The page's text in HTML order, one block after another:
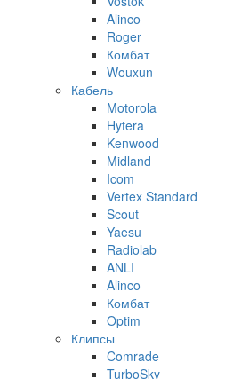
Alinco
Roger
Комбат
Wouxun
Кабель
Motorola
Hytera
Kenwood
Midland
Icom
Vertex Standard
Scout
Yaesu
Radiolab
ANLI
Alinco
Комбат
Optim
Клипсы
Comrade
TurboSky